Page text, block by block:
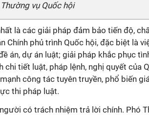
vụ Quốc hội
là các giải pháp đảm bảo tiến độ,
Chính phủ trình Quốc hội, đặc biệt là
án, dự án luật; giải pháp khắc phục
chi tiết luật, pháp lệnh, nghị quyết của
công tác tuyên truyền, phổ biến
thi pháp luật.
có trách nhiệm trả lời chính. Phó